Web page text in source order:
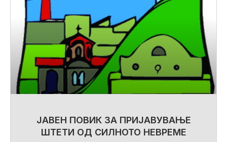
ЈАВЕН ПОВИК ЗА ПРИЈАВУВАЊЕ
ШТЕТИ ОД СИЛНОТО НЕВРЕМЕ